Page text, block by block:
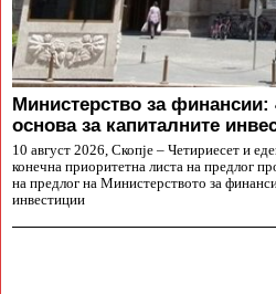
Министерство за финансии:
основа за капиталните
10 август 2026, Скопје – Четириесет и
конечна приоритетна листа на предлог
на предлог на Министерството за
инвестиции